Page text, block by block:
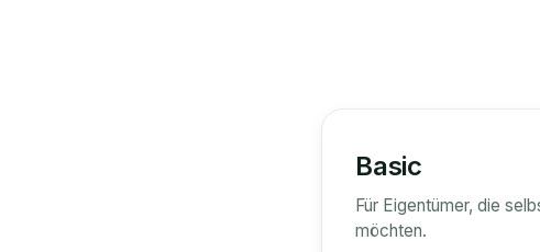
Basic
Für Eigentümer, die
möchten.